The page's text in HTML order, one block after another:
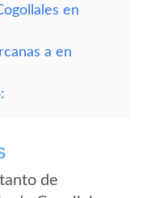
en
a en
de